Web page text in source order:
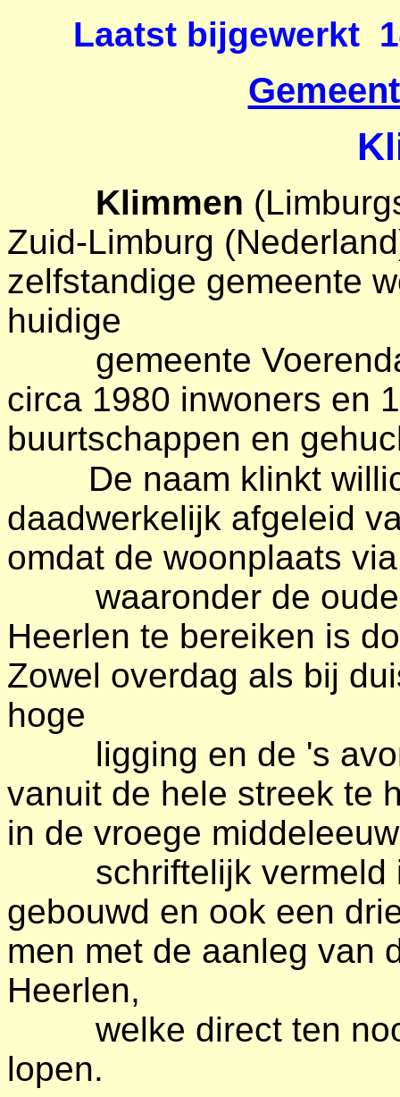
Laatst bijgewerkt
Klimmen
Zuid-Limburg
zelfstandige gemeente
huidige
gemeente
circa 1980 inwoners en
buurtschappen en
De naam klinkt
daadwerkelijk afgeleid
omdat de woonplaats
waaronder de oude
Heerlen te bereiken is
Zowel overdag als bij
hoge
ligging en de 's
vanuit de hele streek te
in de vroege
schriftelijk vermeld
gebouwd en ook een
men met de aanleg van
Heerlen,
welke direct ten
lopen.